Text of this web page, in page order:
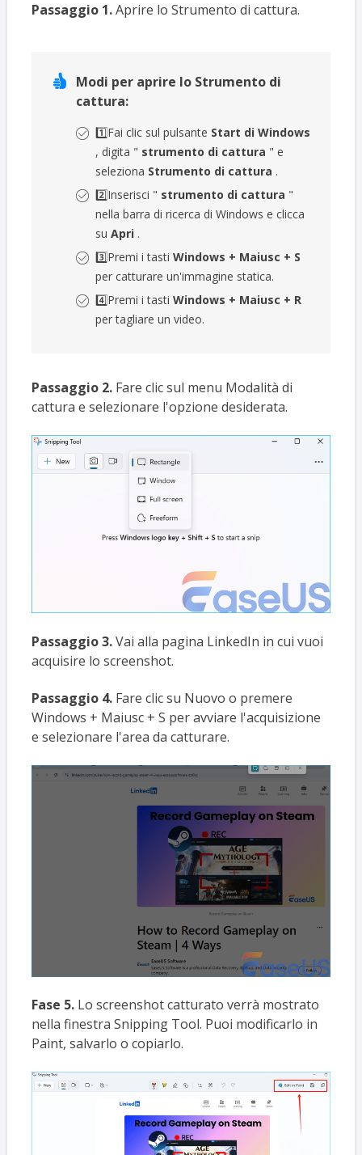
Passaggio 1.Aprire lo Strumento di cattura.

Modi per aprire lo Strumento di
cattura:
1️⃣Fai clic sul pulsante Start di Windows
, digita " strumento di cattura " e
seleziona Strumento di cattura .
2️⃣Inserisci " strumento di cattura "
nella barra di ricerca di Windows e clicca
su Apri .
3️⃣Premi i tasti Windows + Maiusc + S
per catturare un'immagine statica.
4️⃣Premi i tasti Windows + Maiusc + R
per tagliare un video.
Passaggio 2.Fare clic sul menu Modalità di
cattura e selezionare l'opzione desiderata.
Passaggio 3.Vai alla pagina LinkedIn in cui vuoi
acquisire lo screenshot.
Passaggio 4.Fare clic su Nuovo o premere
Windows + Maiusc + S per avviare l'acquisizione
e selezionare l'area da catturare.
Fase 5.Lo screenshot catturato verrà mostrato
nella finestra Snipping Tool. Puoi modificarlo in
Paint, salvarlo o copiarlo.